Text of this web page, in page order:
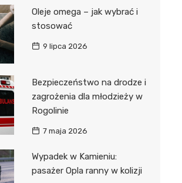
Oleje omega – jak wybrać i
stosować
9 lipca 2026
Bezpieczeństwo na drodze i
zagrożenia dla młodzieży w
Rogolinie
7 maja 2026
Wypadek w Kamieniu:
pasażer Opla ranny w kolizji